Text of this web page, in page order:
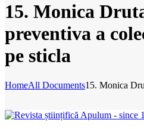
15. Monica
preventiva a
pe sticla
HomeAll Documents15. Monica